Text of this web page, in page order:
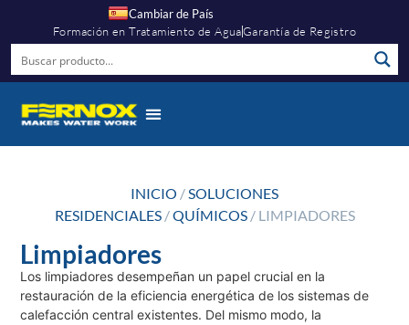
Cambiar de País
Formación en Tratamiento de AguaGarantía de Registro
INICIO /SOLUCIONES
RESIDENCIALES/QUÍMICOS/ LIMPIADORES
Limpiadores
Los limpiadores desempeñan un papel crucial en la
restauración de la eficiencia energética de los sistemas de
calefacción central existentes. Del mismo modo, la